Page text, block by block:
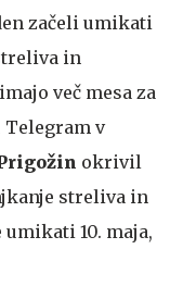
začeli umikati
in
več mesa za
Telegram v
okrivil
streliva in
umikati 10. maja,